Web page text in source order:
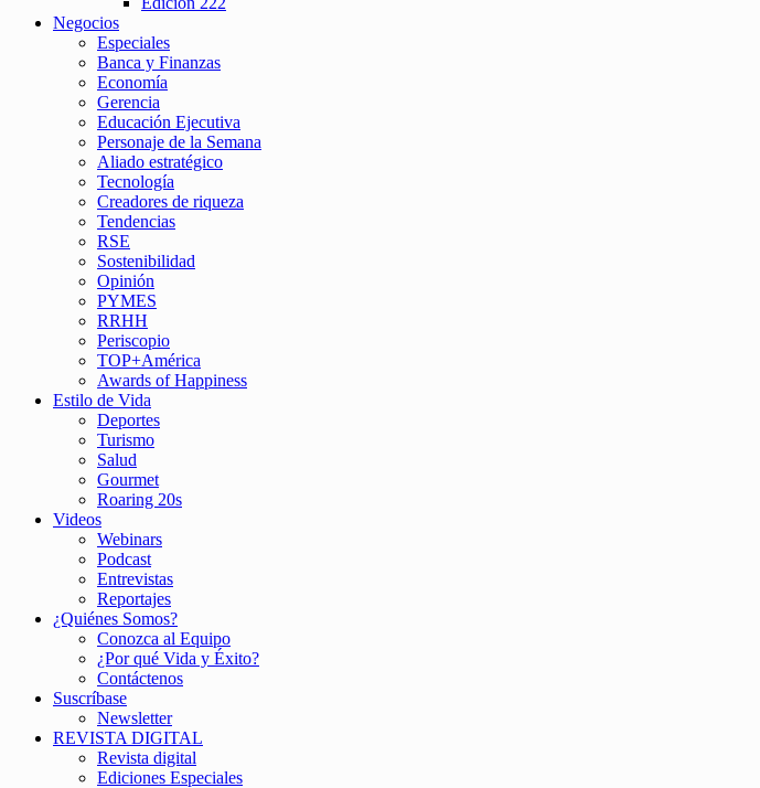
Negocios
Especiales
Banca y Finanzas
Economía
Gerencia
Educación Ejecutiva
Personaje de la Semana
Aliado estratégico
Tecnología
Creadores de riqueza
Tendencias
RSE
Sostenibilidad
Opinión
PYMES
RRHH
Periscopio
TOP+América
Awards of Happiness
Estilo de Vida
Deportes
Turismo
Salud
Gourmet
Roaring 20s
Videos
Webinars
Podcast
Entrevistas
Reportajes
¿Quiénes Somos?
Conozca al Equipo
¿Por qué Vida y Éxito?
Contáctenos
Suscríbase
Newsletter
REVISTA DIGITAL
Revista digital
Ediciones Especiales